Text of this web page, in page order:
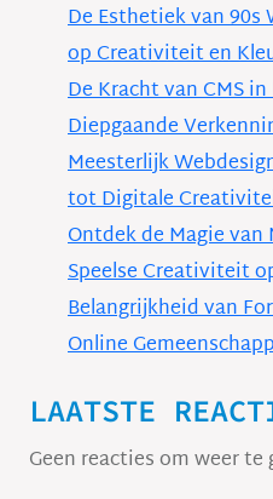
De Esthetiek van 90s
op Creativiteit en
De Kracht van CMS
Diepgaande
Meesterlijk
tot Digitale
Ontdek de Magie
Speelse Creativiteit
Belangrijkheid van
Online
LAATSTE
Geen reacties om weer te